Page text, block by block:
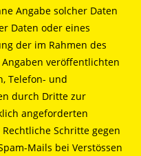
Angabe solcher Daten
Daten oder eines
der im Rahmen des
veröffentlichten
Telefon- und
durch Dritte zur
angeforderten
Schritte gegen
Mails bei Verstössen